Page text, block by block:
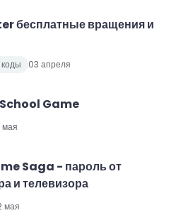
бесплатные вращения и
03 апреля
Game
мая
Saga - пароль от
и телевизора
мая